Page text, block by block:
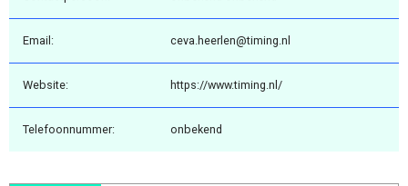
Email: ceva.heerlen@timing.nl
Website: https://www.timing.nl/
Telefoonnummer: onbekend